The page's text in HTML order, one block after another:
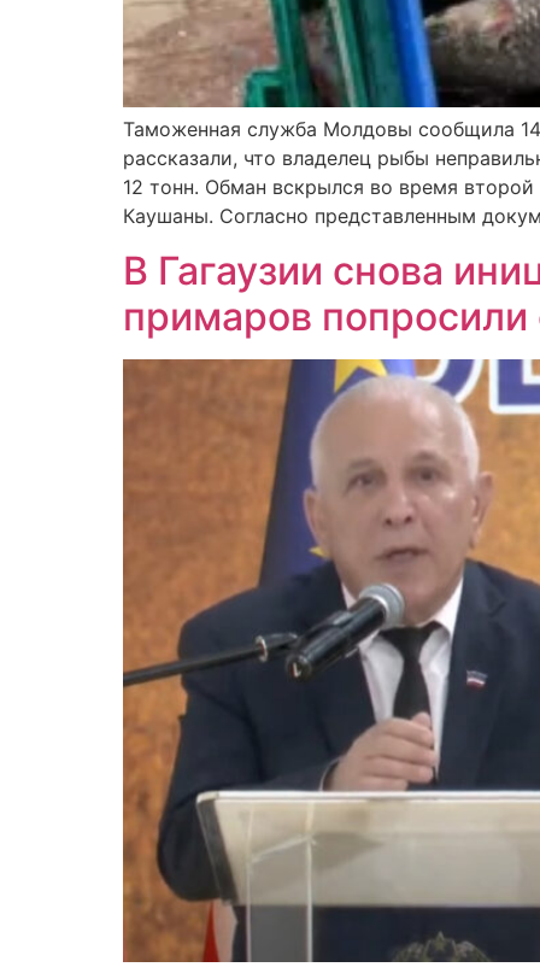
Таможенная служба Молдовы сообщила
рассказали, что владелец рыбы
12 тонн. Обман вскрылся во время
Каушаны. Согласно представленным
В Гагаузии снова
примаров попросили